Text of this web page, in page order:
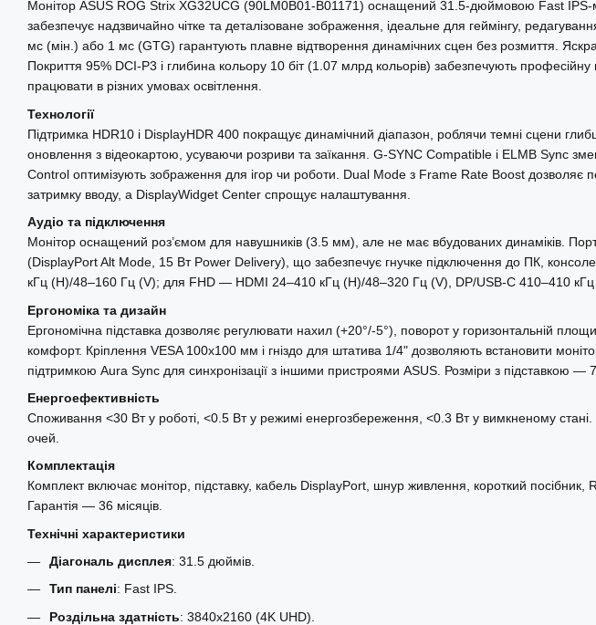
Монітор ASUS ROG Strix XG32UCG (90LM0B01-B01171) оснащений 31.5-дюймовою Fast IPS-
забезпечує надзвичайно чітке та деталізоване зображення, ідеальне для геймінгу,
мс (мін.) або 1 мс (GTG) гарантують плавне відтворення динамічних сцен без розмиття.
Покриття 95% DCI-P3 і глибина кольору 10 біт (1.07 млрд кольорів) забезпечують
працювати в різних умовах освітлення.
Технології
Підтримка HDR10 і DisplayHDR 400 покращує динамічний діапазон, роблячи темні сцени
оновлення з відеокартою, усуваючи розриви та заїкання. G-SYNC Compatible і ELMB Sync
Control оптимізують зображення для ігор чи роботи. Dual Mode з Frame Rate Boost
затримку вводу, а DisplayWidget Center спрощує налаштування.
Аудіо та підключення
Монітор оснащений роз’ємом для навушників (3.5 мм), але не має вбудованих динаміків.
(DisplayPort Alt Mode, 15 Вт Power Delivery), що забезпечує гнучке підключення до ПК,
кГц (H)/48–160 Гц (V); для FHD — HDMI 24–410 кГц (H)/48–320 Гц (V), DP/USB-C 410–410 кГц
Ергономіка та дизайн
Ергономічна підставка дозволяє регулювати нахил (+20°/-5°), поворот у горизонтальній
комфорт. Кріплення VESA 100x100 мм і гніздо для штатива 1/4" дозволяють встановити
підтримкою Aura Sync для синхронізації з іншими пристроями ASUS. Розміри з підставкою
Енергоефективність
Споживання <30 Вт у роботі, <0.5 Вт у режимі енергозбереження, <0.3 Вт у вимкненому
очей.
Комплектація
Комплект включає монітор, підставку, кабель DisplayPort, шнур живлення, короткий
Гарантія — 36 місяців.
Технічні характеристики
Діагональ дисплея: 31.5 дюймів.
Тип панелі: Fast IPS.
Роздільна здатність: 3840x2160 (4K UHD).